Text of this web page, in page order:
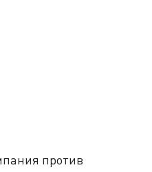
против